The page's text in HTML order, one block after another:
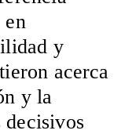
en
y
acerca
y la
decisivos